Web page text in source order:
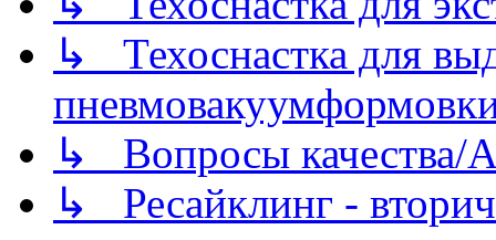
↳ Техоснастка для
↳ Вопросы качества/
↳ Ресайклинг -